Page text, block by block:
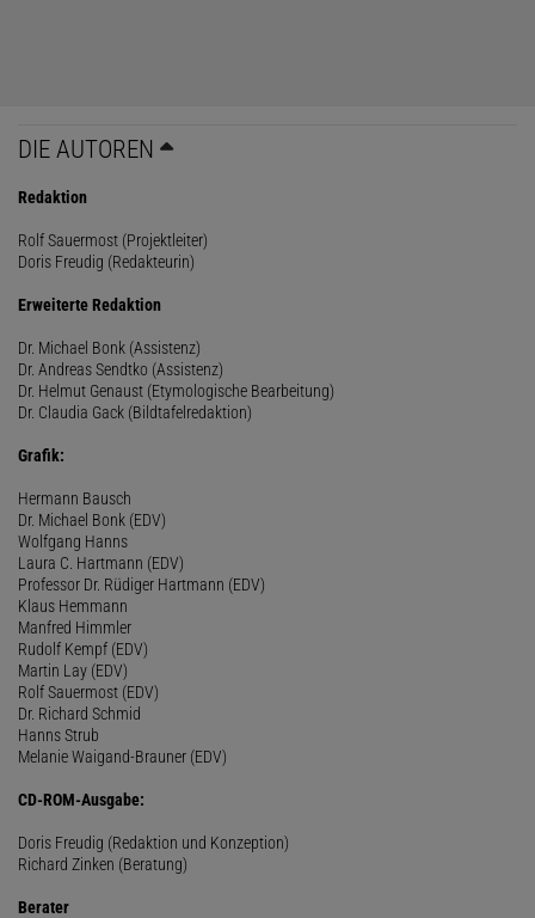
DIE AUTOREN
Redaktion
Rolf Sauermost (Projektleiter)
Doris Freudig (Redakteurin)
Erweiterte Redaktion
Dr. Michael Bonk (Assistenz)
Dr. Andreas Sendtko (Assistenz)
Dr. Helmut Genaust (Etymologische Bearbeitung)
Dr. Claudia Gack (Bildtafelredaktion)
Grafik:
Hermann Bausch
Dr. Michael Bonk (EDV)
Wolfgang Hanns
Laura C. Hartmann (EDV)
Professor Dr. Rüdiger Hartmann (EDV)
Klaus Hemmann
Manfred Himmler
Rudolf Kempf (EDV)
Martin Lay (EDV)
Rolf Sauermost (EDV)
Dr. Richard Schmid
Hanns Strub
Melanie Waigand-Brauner (EDV)
CD-ROM-Ausgabe:
Doris Freudig (Redaktion und Konzeption)
Richard Zinken (Beratung)
Berater